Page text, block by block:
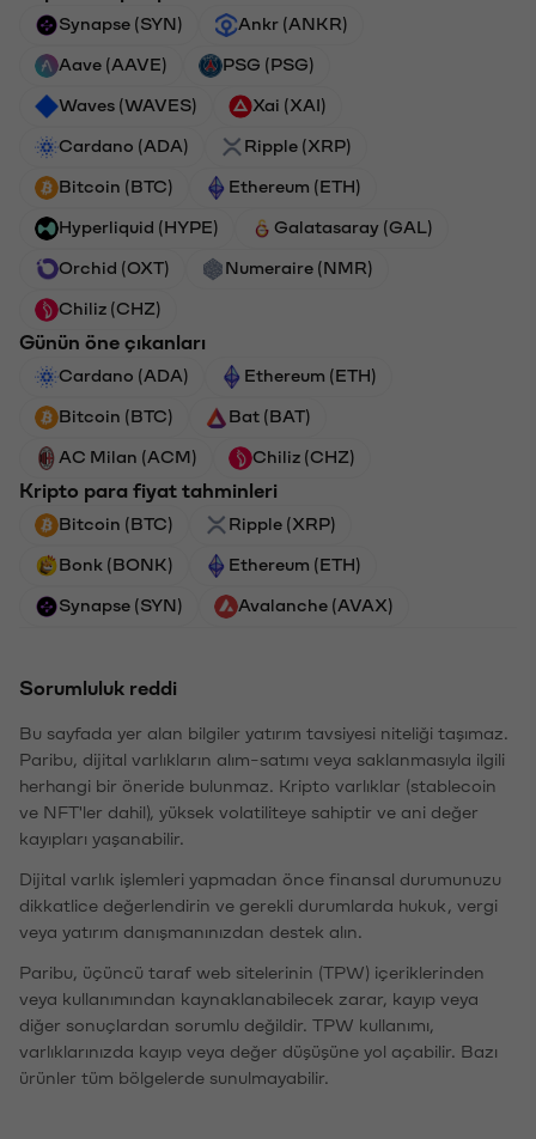
Synapse (SYN) Ankr (ANKR)
Aave (AAVE) PSG (PSG)
Waves (WAVES) Xai (XAI)
Cardano (ADA) Ripple (XRP)
Bitcoin (BTC) Ethereum (ETH)
Hyperliquid (HYPE) Galatasaray (GAL)
Orchid (OXT) Numeraire (NMR)
Chiliz (CHZ)
Günün öne çıkanları
Cardano (ADA) Ethereum (ETH)
Bitcoin (BTC) Bat (BAT)
AC Milan (ACM) Chiliz (CHZ)
Kripto para fiyat tahminleri
Bitcoin (BTC) Ripple (XRP)
Bonk (BONK) Ethereum (ETH)
Synapse (SYN) Avalanche (AVAX)
Sorumluluk reddi
Bu sayfada yer alan bilgiler yatırım tavsiyesi niteliği taşımaz.
Paribu, dijital varlıkların alım-satımı veya saklanmasıyla ilgili
herhangi bir öneride bulunmaz. Kripto varlıklar (stablecoin
ve NFT'ler dahil), yüksek volatiliteye sahiptir ve ani değer
kayıpları yaşanabilir.
Dijital varlık işlemleri yapmadan önce finansal durumunuzu
dikkatlice değerlendirin ve gerekli durumlarda hukuk, vergi
veya yatırım danışmanınızdan destek alın.
Paribu, üçüncü taraf web sitelerinin (TPW) içeriklerinden
veya kullanımından kaynaklanabilecek zarar, kayıp veya
diğer sonuçlardan sorumlu değildir. TPW kullanımı,
varlıklarınızda kayıp veya değer düşüşüne yol açabilir. Bazı
ürünler tüm bölgelerde sunulmayabilir.